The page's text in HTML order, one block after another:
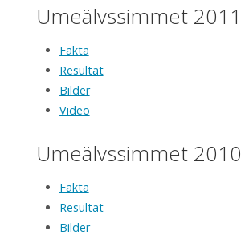
Umeälvssimmet 2011
Fakta
Resultat
Bilder
Video
Umeälvssimmet 2010
Fakta
Resultat
Bilder